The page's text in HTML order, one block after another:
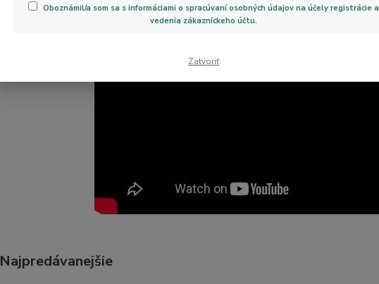
Najpredávanejšie
Oboznámil/a som sa s informáciami o spracúvaní osobných údajov na účely registrácie a
vedenia zákazníckeho účtu.
Zatvoriť